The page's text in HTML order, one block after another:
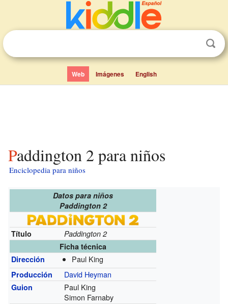
Web Imágenes English
Paddington 2 para niños
Enciclopedia para niños
Datos para niños
Paddington 2
Título
Paddington 2
Ficha técnica
Dirección
Paul King
Producción David Heyman
Guion
Paul King
Simon Farnaby